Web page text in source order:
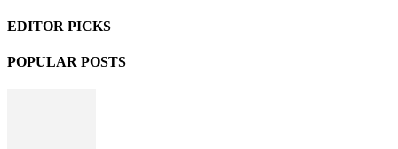
EDITOR PICKS
POPULAR POSTS